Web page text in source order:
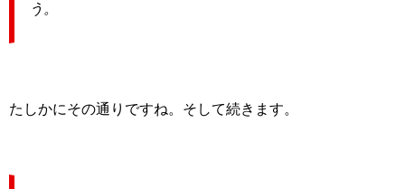
う。
たしかにその通りですね。そして続きます。